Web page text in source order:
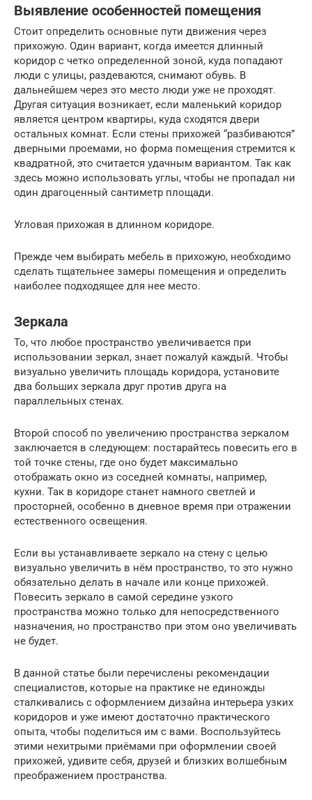
Выявление особенностей помещения
Стоит определить основные пути движения через
прихожую. Один вариант, когда имеется длинный
коридор с четко определенной зоной, куда попадают
люди с улицы, раздеваются, снимают обувь. В
дальнейшем через это место люди уже не проходят.
Другая ситуация возникает, если маленький коридор
является центром квартиры, куда сходятся двери
остальных комнат. Если стены прихожей “разбиваются”
дверными проемами, но форма помещения стремится к
квадратной, это считается удачным вариантом. Так как
здесь можно использовать углы, чтобы не пропадал ни
один драгоценный сантиметр площади.
Угловая прихожая в длинном коридоре.
Прежде чем выбирать мебель в прихожую, необходимо
сделать тщательнее замеры помещения и определить
наиболее подходящее для нее место.
Зеркала
То, что любое пространство увеличивается при
использовании зеркал, знает пожалуй каждый. Чтобы
визуально увеличить площадь коридора, установите
два больших зеркала друг против друга на
параллельных стенах.
Второй способ по увеличению пространства зеркалом
заключается в следующем: постарайтесь повесить его в
той точке стены, где оно будет максимально
отображать окно из соседней комнаты, например,
кухни. Так в коридоре станет намного светлей и
просторней, особенно в дневное время при отражении
естественного освещения.
Если вы устанавливаете зеркало на стену с целью
визуально увеличить в нём пространство, то это нужно
обязательно делать в начале или конце прихожей.
Повесить зеркало в самой середине узкого
пространства можно только для непосредственного
назначения, но пространство при этом оно увеличивать
не будет.
В данной статье были перечислены рекомендации
специалистов, которые на практике не единожды
сталкивались с оформлением дизайна интерьера узких
коридоров и уже имеют достаточно практического
опыта, чтобы поделиться им с вами. Воспользуйтесь
этими нехитрыми приёмами при оформлении своей
прихожей, удивите себя, друзей и близких волшебным
преображением пространства.